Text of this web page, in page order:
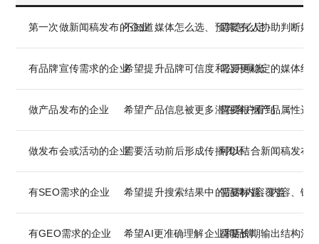
第一次做新闻稿发布的企业不知道媒体怎么选、预算怎么定需要有人协助判断媒
有品牌宣传需求的企业希望提升品牌可信度和公开曝光需要更稳定的媒体组
做产品发布的企业 希望产品信息被更多潜在客户看到
需要根据产品属性选
做发布会或活动的企业需要活动前后形成传播闭环可以结合新闻稿发布
有SEO需求的企业 希望提升搜索结果中的品牌内容覆盖
需要标题、内容、链
有GEO需求的企业 希望AI更准确理解企业和品牌需要长期输出结构清